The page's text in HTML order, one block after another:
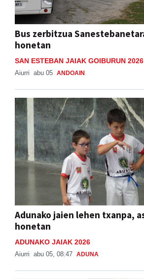
Bus zerbitzua
honetan
SAN ESTEBAN JAIAK GOIBURUN 2026
Aiurri abu 05 ANDOAIN
Adunako jaien lehen txanpa,
honetan
ADUNAKO JAIAK 2026
Aiurri abu 05, 08:47 ADUNA